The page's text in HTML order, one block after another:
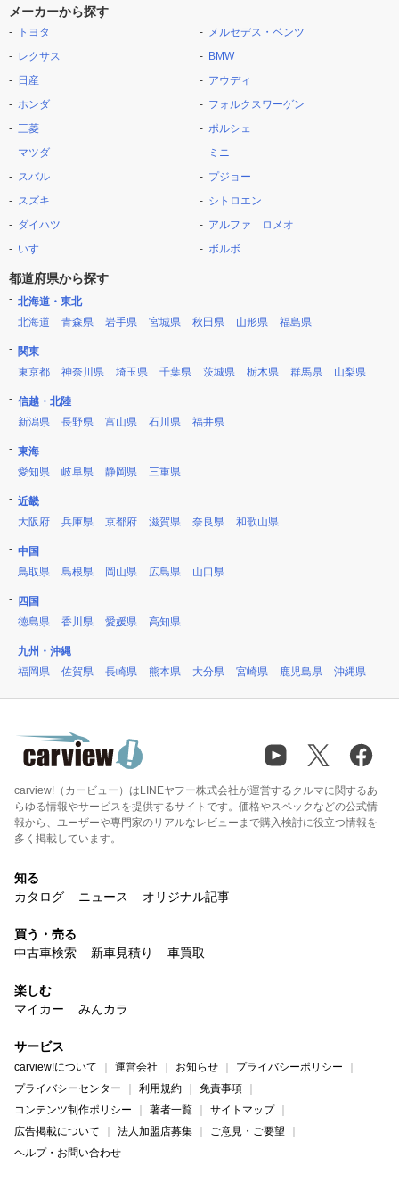
メーカーから探す
トヨタ
レクサス
日産
ホンダ
三菱
マツダ
スバル
スズキ
ダイハツ
いすゞ
メルセデス・ベンツ
BMW
アウディ
フォルクスワーゲン
ポルシェ
ミニ
プジョー
シトロエン
アルファ ロメオ
ボルボ
都道府県から探す
北海道・東北
北海道
青森県 岩手県 宮城県 秋田県 山形県 福島県
関東
東京都
神奈川県 埼玉県 千葉県 茨城県 栃木県 群馬県 山梨県
信越・北陸
新潟県
長野県 富山県 石川県 福井県
東海
愛知県
岐阜県 静岡県 三重県
近畿
大阪府
兵庫県 京都府 滋賀県 奈良県 和歌山県
中国
鳥取県
島根県 岡山県 広島県 山口県
四国
徳島県
香川県 愛媛県 高知県
九州・沖縄
福岡県
佐賀県 長崎県 熊本県 大分県 宮崎県 鹿児島県 沖縄県
carview!（カービュー）はLINEヤフー株式会社が運営するクルマに関するあ
らゆる情報やサービスを提供するサイトです。価格やスペックなどの公式情
報から、ユーザーや専門家のリアルなレビューまで購入検討に役立つ情報を
多く掲載しています。
知る
カタログ
ニュース オリジナル記事
買う・売る
中古車検索
新車見積り 車買取
楽しむ
マイカー
みんカラ
サービス
carview!について 運営会社 お知らせ
プライバシーポリシー
プライバシーセンター
利用規約
免責事項
コンテンツ制作ポリシー
著者一覧
サイトマップ
広告掲載について
法人加盟店募集
ご意見・ご要望
ヘルプ・お問い合わせ